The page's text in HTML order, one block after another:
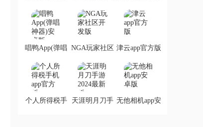
唱鸭App(弹唱 NGA玩家社区 津云app官方版
个人所得税手
天涯明月刀手 无他相机app安